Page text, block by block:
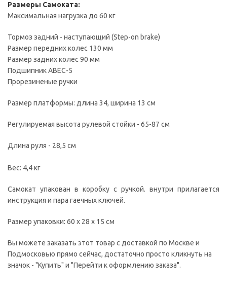
Размеры Самоката:
Максимальная нагрузка до 60 кг
Тормоз задний - наступающий (Step-on brake)
Размер передних колес 130 мм
Размер задних колес 90 мм
Подшипник ABEC-5
Прорезиненые ручки
Размер платформы: длина 34, ширина 13 см
Регулируемая высота рулевой стойки - 65-87 см
Длина руля - 28,5 см
Вес: 4,4 кг
Самокат упакован в коробку с ручкой. внутри прилагается
инструкция и пара гаечных ключей.
Размер упаковки: 60 x 28 x 15 см
Вы можете заказать этот товар с доставкой по Москве и
Подмосковью прямо сейчас, достаточно просто кликнуть на
значок - "Купить" и "Перейти к оформлению заказа".